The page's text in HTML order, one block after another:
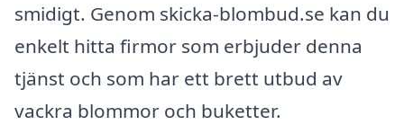
smidigt. Genom skicka-blombud.se kan du
enkelt hitta firmor som erbjuder denna
tjänst och som har ett brett utbud av
vackra blommor och buketter.